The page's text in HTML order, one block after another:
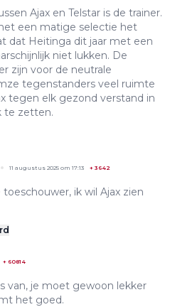
Ajax en Telstar is de trainer.
een matige selectie het
dat Heitinga dit jaar met een
niet lukken. De
zijn voor de neutrale
tegenstanders veel ruimte
tegen elk gezond verstand in
te zetten.
11 augustus 2025 om 17:13 + 3642
ik wil Ajax zien
+ 60814
van, je moet gewoon lekker
het goed.